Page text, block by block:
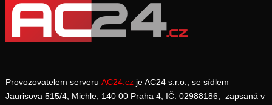
Provozovatelem serveru AC24.cz je AC24 s.r.o., se sídlem
Jaurisova 515/4, Michle, 140 00 Praha 4, IČ: 02988186, zapsaná v